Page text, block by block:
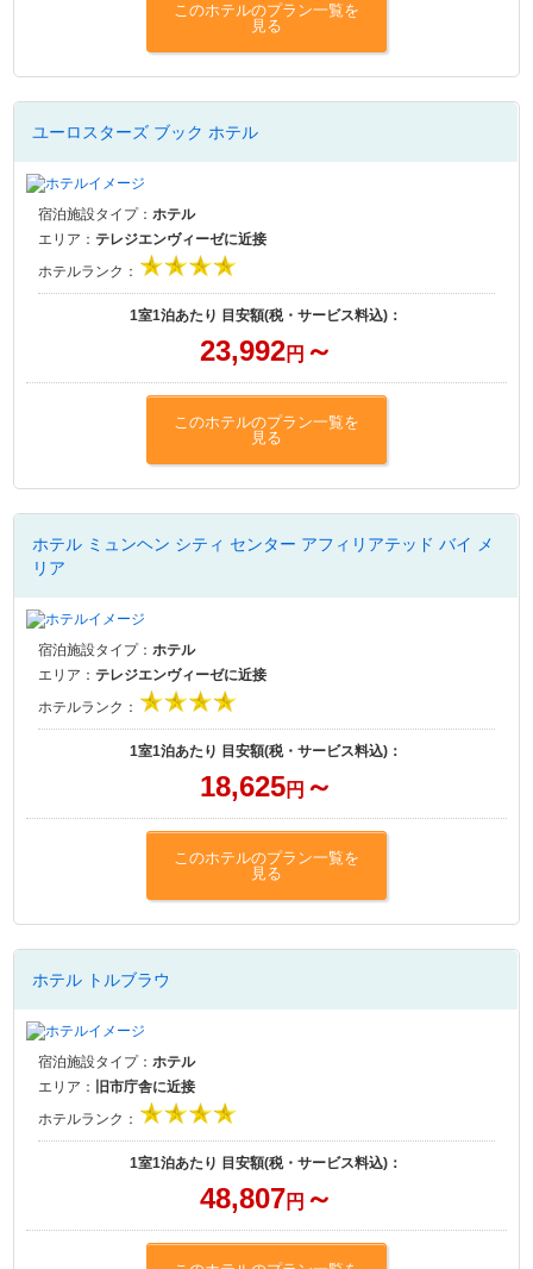
このホテルのプラン一覧を
見る
ユーロスターズ ブック ホテル
宿泊施設タイプ：ホテル
エリア：テレジエンヴィーゼに近接
ホテルランク：
1室1泊あたり 目安額(税・サービス料込)：
23,992円 ～
このホテルのプラン一覧を
見る
ホテル ミュンヘン シティ センター アフィリアテッド バイ メ
リア
宿泊施設タイプ：ホテル
エリア：テレジエンヴィーゼに近接
ホテルランク：
1室1泊あたり 目安額(税・サービス料込)：
18,625円 ～
このホテルのプラン一覧を
見る
ホテル トルブラウ
宿泊施設タイプ：ホテル
エリア：
旧市庁舎に近接
ホテルランク：
1室1泊あたり 目安額(税・サービス料込)：
48,807円 ～